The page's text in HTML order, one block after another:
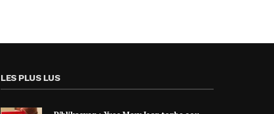
LES PLUS LUS